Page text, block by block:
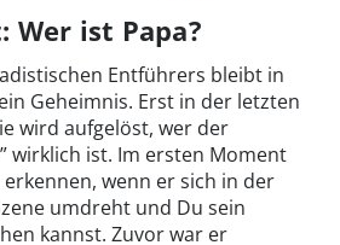
Wer ist Papa?
Entführers bleibt in
Geheimnis. Erst in der letzten
wird aufgelöst, wer der
wirklich ist. Im ersten Moment
wenn er sich in der
umdreht und Du sein
kannst. Zuvor war er